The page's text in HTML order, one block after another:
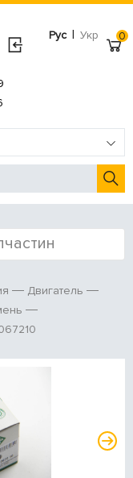
Рус | Укр 0
Двигатель